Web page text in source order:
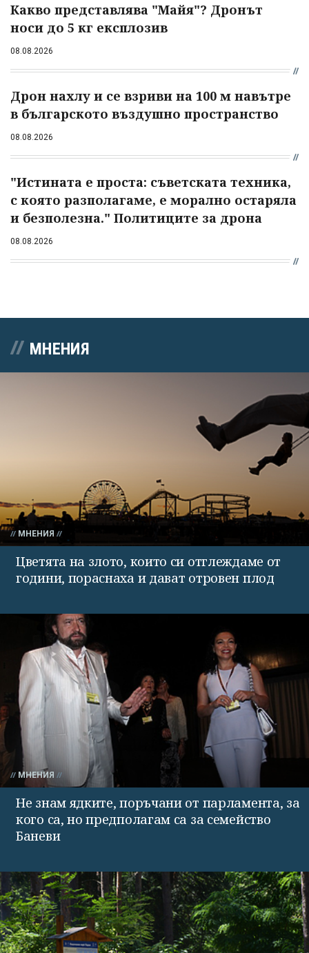
Какво представлява "Майя"? Дронът
носи до 5 кг експлозив
08.08.2026
Дрон нахлу и се взриви на 100 м навътре
в българското въздушно пространство
08.08.2026
"Истината е проста: съветската техника,
с която разполагаме, е морално остаряла
и безполезна." Политиците за дрона
08.08.2026
МНЕНИЯ
МНЕНИЯ
Цветята на злото, които си отглеждаме от
години, пораснаха и дават отровен плод
МНЕНИЯ
Не знам ядките, поръчани от парламента, за
кого са, но предполагам са за семейство
Баневи